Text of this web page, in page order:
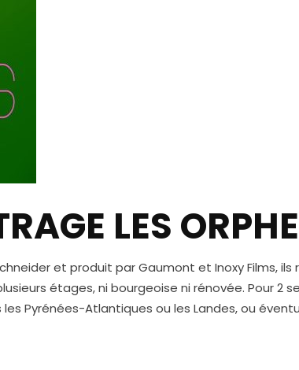
LES
et produit par Gaumont et Inoxy Films,
étages, ni bourgeoise ni rénovée. Pour 2
Pyrénées-Atlantiques ou les Landes, ou